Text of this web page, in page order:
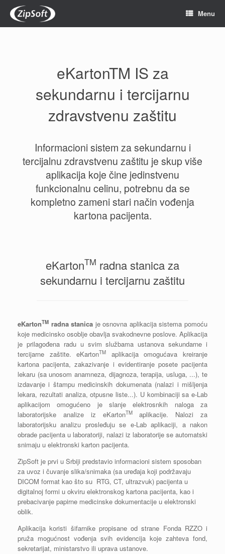
content
Menu
eKartonTM IS za
sekundarnu i tercijarnu
zdravstvenu zaštitu
Informacioni sistem za sekundarnu i
tercijalnu zdravstvenu zaštitu je skup više
aplikacija koje čine jedinstvenu
funkcionalnu celinu, potrebnu da se
kompletno zameni stari način vođenja
kartona pacijenta.
eKartonTM radna stanica za
sekundarnu i tercijarnu zaštitu
eKartonTM radna stanica je osnovna aplikacija sistema pomoću
koje medicinsko osoblje obavlja svakodnevne poslove. Aplikacija
je prilagođena radu u svim službama ustanova sekundarne i
tercijarne zaštite. eKartonTM
aplikacija omogućava kreiranje
kartona pacijenta, zakazivanje i evidentiranje posete pacijenta
lekaru (sa unosom anamneza, dijagnoza, terapija, usluga, ...), te
izdavanje i štampu medicinskih dokumenata (nalazi i mišljenja
lekara, rezultati analiza, otpusne liste...). U kombinaciji sa e-Lab
aplikacijom omogućeno je slanje elektrosnkih naloga za
laboratorijske analize iz eKartonTMaplikacije. Nalozi za
laboratorijsku analizu prosleđuju se e-Lab aplikaciji, a nakon
obrade pacijenta u laboratoriji, nalazi iz laboratorije se automatski
snimaju u elektronski karton pacijenta.
ZipSoft je prvi u Srbiji predstavio informacioni sistem sposoban
za uvoz i čuvanje slika/snimaka (sa uređaja koji podržavaju
DICOM format kao što su RTG, CT, ultrazvuk) pacijenta u
digitalnoj formi u okviru elektronskog kartona pacijenta, kao i
prebacivanje papirne medicinske dokumentacije u elektronski
oblik.
Aplikacija koristi šifarnike propisane od strane Fonda RZZO i
pruža mogućnost vođenja svih evidencija koje zahteva fond,
sekretarijat, ministarstvo ili uprava ustanove.